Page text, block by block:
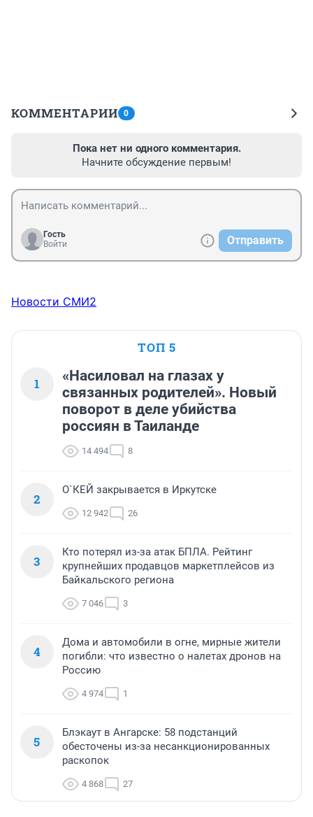
КОММЕНТАРИИ 0
Пока нет ни одного комментария.
Начните обсуждение первым!
Гость
Войти
Отправить
Новости СМИ2
ТОП 5
1
«Насиловал на глазах у
связанных родителей». Новый
поворот в деле убийства
россиян в Таиланде
14 494 8
2
О`КЕЙ закрывается в Иркутске
12 942 26
3
Кто потерял из-за атак БПЛА. Рейтинг
крупнейших продавцов маркетплейсов из
Байкальского региона
7 046 3
4
Дома и автомобили в огне, мирные жители
погибли: что известно о налетах дронов на
Россию
4 974 1
5
Блэкаут в Ангарске: 58 подстанций
обесточены из-за несанкционированных
раскопок
4 868 27